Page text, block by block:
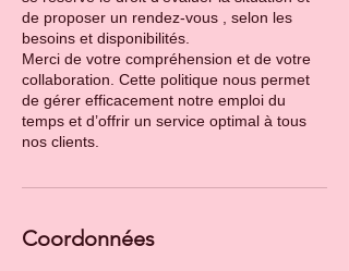
de proposer un rendez-vous , selon les
besoins et disponibilités.
Merci de votre compréhension et de votre
collaboration. Cette politique nous permet
de gérer efficacement notre emploi du
temps et d’offrir un service optimal à tous
Coordonnées